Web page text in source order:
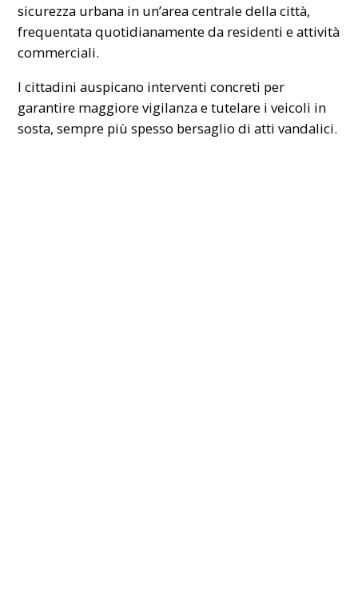
sicurezza urbana in un’area centrale della città,
frequentata quotidianamente da residenti e attività
commerciali.
I cittadini auspicano interventi concreti per
garantire maggiore vigilanza e tutelare i veicoli in
sosta, sempre più spesso bersaglio di atti vandalici.